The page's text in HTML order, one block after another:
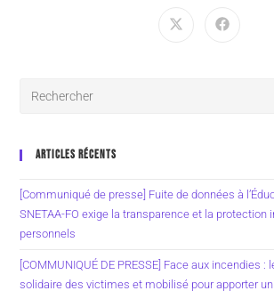
ARTICLES RÉCENTS
[Communiqué de presse] Fuite de données à
SNETAA-FO exige la transparence et la protection
personnels
[COMMUNIQUÉ DE PRESSE] Face aux incendies :
solidaire des victimes et mobilisé pour apporter